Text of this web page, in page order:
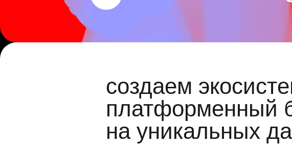
создаем
платформенный
на уникальных